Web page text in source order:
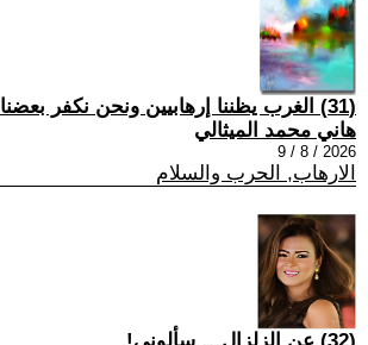
(31) الغرب يظننا إرهابيين ونحن نكفر بعضنا !!
هاني محمد الميثالي
2026 / 8 / 9
الارهاب, الحرب والسلام